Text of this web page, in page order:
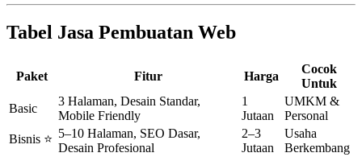
Tabel Jasa Pembuatan Web
Paket Fitur Harga
Cocok
Untuk
Basic
3 Halaman, Desain Standar,
Mobile Friendly
1
Jutaan
UMKM &
Personal
Bisnis ⭐ 5–10 Halaman, SEO Dasar,
Desain Profesional
2–3
Jutaan
Usaha
Berkembang